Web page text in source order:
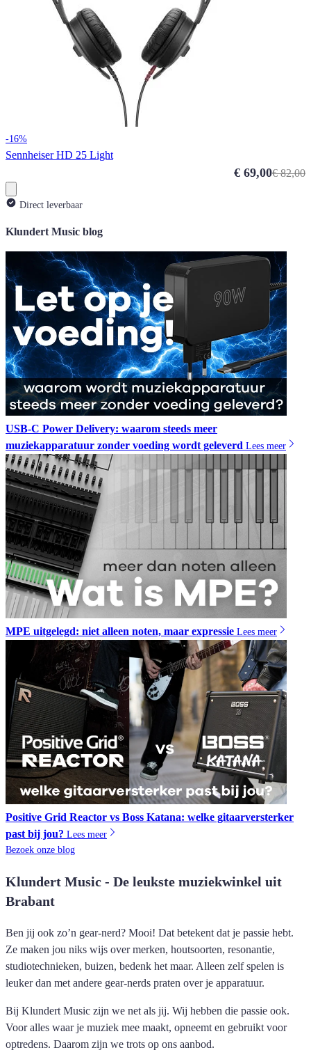
-16%
Sennheiser HD 25 Light
€ 82,00
Special Price
€ 69,00
Direct leverbaar
Klundert Music blog
USB-C Power Delivery: waarom steeds meer
muziekapparatuur zonder voeding wordt geleverd Lees meer
MPE uitgelegd: niet alleen noten, maar expressie Lees meer
Positive Grid Reactor vs Boss Katana: welke gitaarversterker
past bij jou? Lees meer
Bezoek onze blog
Klundert Music - De leukste muziekwinkel uit
Brabant
Ben jij ook zo’n gear-nerd? Mooi! Dat betekent dat je passie hebt.
Ze maken jou niks wijs over merken, houtsoorten, resonantie,
studiotechnieken, buizen, bedenk het maar. Alleen zelf spelen is
leuker dan met andere gear-nerds praten over je apparatuur.
Bij Klundert Music zijn we net als jij. Wij hebben die passie ook.
Voor alles waar je muziek mee maakt, opneemt en gebruikt voor
optredens. Daarom zijn we trots op ons aanbod.